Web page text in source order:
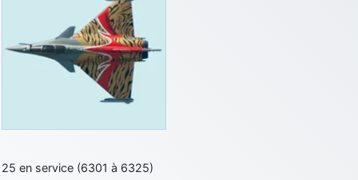
25 en service (6301 à 6325)